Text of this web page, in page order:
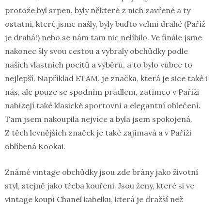
protože byl srpen, byly některé z nich zavřené a ty
ostatní, které jsme našly, byly buďto velmi drahé (Paříž
je drahá!) nebo se nám tam nic nelíbilo. Ve finále jsme
nakonec šly svou cestou a vybraly obchůdky podle
našich vlastních pocitů a výběrů, a to bylo vůbec to
nejlepší. Například ETAM, je značka, která je sice také i
nás, ale pouze se spodním prádlem, zatímco v Paříži
nabízejí také klasické sportovní a elegantní oblečení.
Tam jsem nakoupila nejvíce a byla jsem spokojená.
Z těch levnějších značek je také zajímavá a v Paříži
oblíbená Kookai.
Známé vintage obchůdky jsou zde brány jako životní
styl, stejně jako třeba kouření. Jsou ženy, které si ve
vintage koupí Chanel kabelku, která je dražší než